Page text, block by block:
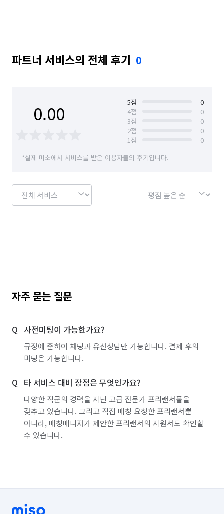
▶ 아파트 27평 이상 (비확장시 1만원 추가)
- 거주청소 평당 13,000원 [리뷰이벤트-2만]
- 2룸 23만원
▶ 비확장 베란다 , 야외 테라스 있을 시 금액 추가입니다.
✅️ 입주 / 이사청소 현장 추가비용 범위입니다.
1. 비확장 베란다
😊 추가 견적은 현장 상태에 따라서 발생되는 점으로 작은
😊 서비스 품질이 확인되지 않은 외국인을 고용하지 않고,
대한민국의 3040 전문가들이 직접 방문하여 고객님들과
소통하면서 작업을 진행합니다.
파트너 서비스의 전체 후기 0
0.00 5점
0
4점
0
3점
0
2점
0
1점
0
*실제 미소에서 서비스를 받은 이용자들의 후기입니다.
자주 묻는 질문
사전미팅이 가능한가요?
규정에 준하여 채팅과 유선상담만 가능합니다. 결제 후의
미팅은 가능합니다.
타 서비스 대비 장점은 무엇인가요?
다양한 직군의 경력을 지닌 고급 전문가 프리랜서풀을
갖추고 있습니다. 그리고 직접 매칭 요청한 프리랜서뿐
아니라, 매칭매니저가 제안한 프리랜서의 지원서도 확인할
수 있습니다.